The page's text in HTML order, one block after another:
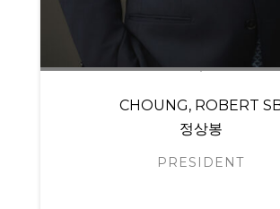
CHOUNG, ROBERT
정상봉
PRESIDENT